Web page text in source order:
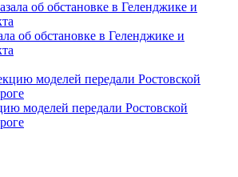
об обстановке в Геленджике и
моделей передали Ростовской